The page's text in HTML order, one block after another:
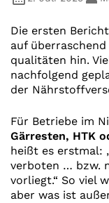
Die ersten
auf
qualitäten hin.
nachfolgend
der
Für Betriebe im
Gärresten, HTK
heißt es erstmal:
verboten … bzw.
vorliegt.“ So viel
aber was ist